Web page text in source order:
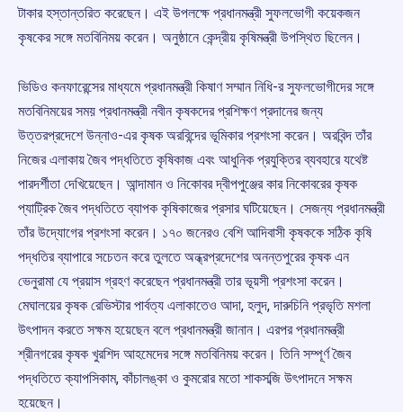
টাকার হস্তান্তরিত করেছেন। এই উপলক্ষে প্রধানমন্ত্রী সুফলভোগী কয়েকজন
কৃষকের সঙ্গে মতবিনিময় করেন। অনুষ্ঠানে কেন্দ্রীয় কৃষিমন্ত্রী উপস্থিত ছিলেন।
ভিডিও কনফারেন্সের মাধ্যমে প্রধানমন্ত্রী কিষাণ সম্মান নিধি-র সুফলভোগীদের সঙ্গে
মতবিনিময়ের সময় প্রধানমন্ত্রী নবীন কৃষকদের প্রশিক্ষণ প্রদানের জন্য
উত্তরপ্রদেশে উন্নাও-এর কৃষক অরবিন্দের ভূমিকার প্রশংসা করেন। অরবিন্দ তাঁর
নিজের এলাকায় জৈব পদ্ধতিতে কৃষিকাজ এবং আধুনিক প্রযুক্তির ব্যবহারে যথেষ্ট
পারদর্শীতা দেখিয়েছেন। আন্দামান ও নিকোবর দ্বীপপুঞ্জের কার নিকোবরের কৃষক
প্যাট্রিক জৈব পদ্ধতিতে ব্যাপক কৃষিকাজের প্রসার ঘটিয়েছেন। সেজন্য প্রধানমন্ত্রী
তাঁর উদ্যোগের প্রশংসা করেন। ১৭০ জনেরও বেশি আদিবাসী কৃষককে সঠিক কৃষি
পদ্ধতির ব্যাপারে সচেতন করে তুলতে অন্ধ্রপ্রদেশের অনন্তপুরের কৃষক এন
ভেনুরামা যে প্রয়াস গ্রহণ করেছেন প্রধানমন্ত্রী তার ভূয়সী প্রশংসা করেন।
মেঘালয়ের কৃষক রেভিস্টার পার্বত্য এলাকাতেও আদা, হলুদ, দারুচিনি প্রভৃতি মশলা
উৎপাদন করতে সক্ষম হয়েছেন বলে প্রধানমন্ত্রী জানান। এরপর প্রধানমন্ত্রী
শ্রীনগরের কৃষক খুরশিদ আহমেদের সঙ্গে মতবিনিময় করেন। তিনি সম্পূর্ণ জৈব
পদ্ধতিতে ক্যাপসিকাম, কাঁচালঙ্কা ও কুমরোর মতো শাকসব্জি উৎপাদনে সক্ষম
হয়েছেন।